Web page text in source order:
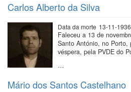
Carlos Alberto da Silva
Data da morte 13-11-1936
Faleceu a 13 de
Santo António, no
véspera, pela PVDE do
…
Mário dos Santos Castelhano